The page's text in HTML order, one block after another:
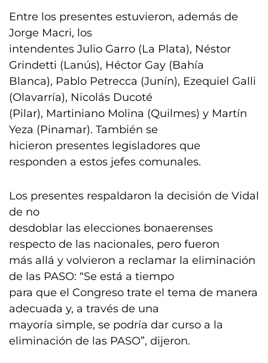
Entre los presentes estuvieron, además de
Jorge Macri, los
intendentes Julio Garro (La Plata), Néstor
Grindetti (Lanús), Héctor Gay (Bahía
Blanca), Pablo Petrecca (Junín), Ezequiel Galli
(Olavarría), Nicolás Ducoté
(Pilar), Martiniano Molina (Quilmes) y Martín
Yeza (Pinamar). También se
hicieron presentes legisladores que
responden a estos jefes comunales.
Los presentes respaldaron la decisión de Vidal
de no
desdoblar las elecciones bonaerenses
respecto de las nacionales, pero fueron
más allá y volvieron a reclamar la eliminación
de las PASO: “Se está a tiempo
para que el Congreso trate el tema de manera
adecuada y, a través de una
mayoría simple, se podría dar curso a la
eliminación de las PASO”, dijeron.